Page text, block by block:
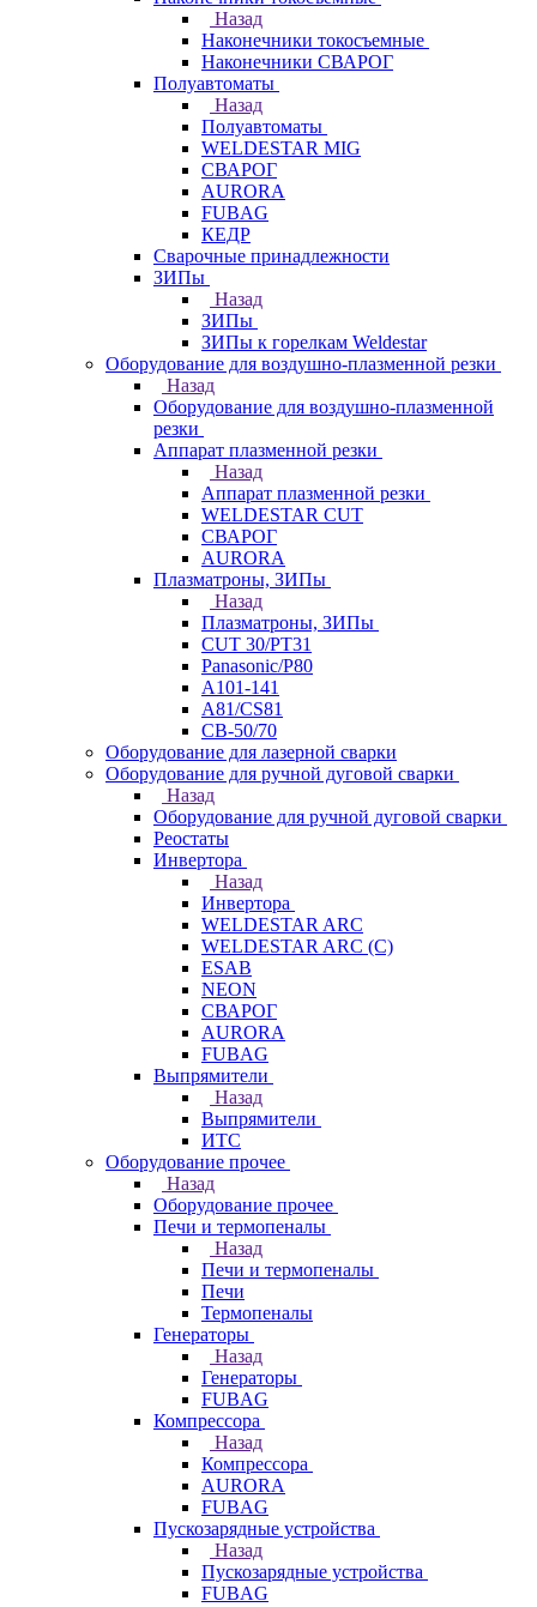
Назад
Наконечники токосъемные
Наконечники СВАРОГ
Полуавтоматы
Назад
Полуавтоматы
WELDESTAR MIG
СВАРОГ
AURORA
FUBAG
КЕДР
Сварочные принадлежности
ЗИПы
Назад
ЗИПы
ЗИПы к горелкам Weldestar
Оборудование для воздушно-плазменной резки
Назад
Оборудование для воздушно-плазменной
резки
Аппарат плазменной резки
Назад
Аппарат плазменной резки
WELDESTAR CUT
СВАРОГ
AURORA
Плазматроны, ЗИПы
Назад
Плазматроны, ЗИПы
CUT 30/PT31
Panasonic/P80
А101-141
А81/CS81
СВ-50/70
Оборудование для лазерной сварки
Оборудование для ручной дуговой сварки
Назад
Оборудование для ручной дуговой сварки
Реостаты
Инвертора
Назад
Инвертора
WELDESTAR ARC
WELDESTAR ARC (С)
ESAB
NEON
СВАРОГ
AURORA
FUBAG
Выпрямители
Назад
Выпрямители
ИТС
Оборудование прочее
Назад
Оборудование прочее
Печи и термопеналы
Назад
Печи и термопеналы
Печи
Термопеналы
Генераторы
Назад
Генераторы
FUBAG
Компрессора
Назад
Компрессора
AURORA
FUBAG
Пускозарядные устройства
Назад
Пускозарядные устройства
FUBAG